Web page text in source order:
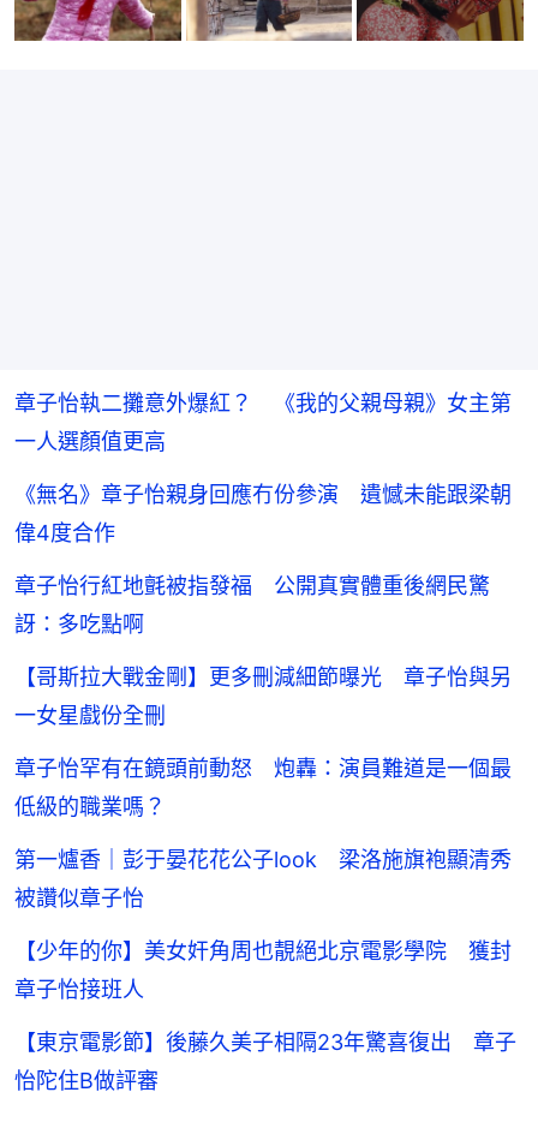
章子怡執二攤意外爆紅？ 《我的父親母親》女主第
一人選顏值更高
《無名》章子怡親身回應冇份參演 遺憾未能跟梁朝
偉4度合作
章子怡行紅地氈被指發福 公開真實體重後網民驚
訝：多吃點啊
【哥斯拉大戰金剛】更多刪減細節曝光 章子怡與另
一女星戲份全刪
章子怡罕有在鏡頭前動怒 炮轟：演員難道是一個最
低級的職業嗎？
第一爐香｜彭于晏花花公子look 梁洛施旗袍顯清秀
被讚似章子怡
【少年的你】美女奸角周也靚絕北京電影學院 獲封
章子怡接班人
【東京電影節】後藤久美子相隔23年驚喜復出 章子
怡陀住B做評審